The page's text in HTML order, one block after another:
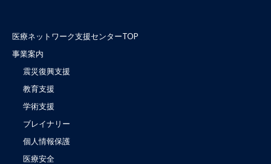
医療ネットワーク支援センターTOP
事業案内
震災復興支援
教育支援
学術支援
ブレイナリー
個人情報保護
医療安全